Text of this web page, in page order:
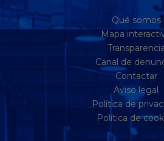
Qué somos
Mapa
Transparencia
Canal de
Contactar
Aviso legal
Política de
Política de